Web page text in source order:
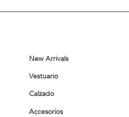
New Arrivals
Vestuario
Calzado
Accesorios